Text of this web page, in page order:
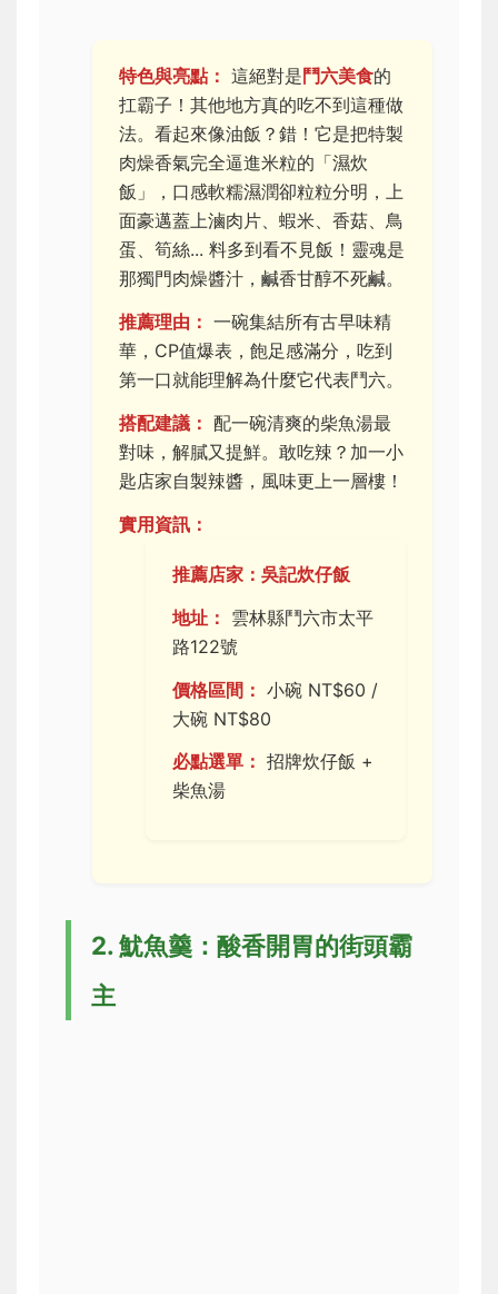
特色與亮點： 這絕對是鬥六美食的
扛霸子！其他地方真的吃不到這種做
法。看起來像油飯？錯！它是把特製
肉燥香氣完全逼進米粒的「濕炊
飯」，口感軟糯濕潤卻粒粒分明，上
面豪邁蓋上滷肉片、蝦米、香菇、鳥
蛋、筍絲... 料多到看不見飯！靈魂是
那獨門肉燥醬汁，鹹香甘醇不死鹹。
推薦理由： 一碗集結所有古早味精
華，CP值爆表，飽足感滿分，吃到
第一口就能理解為什麼它代表鬥六。
搭配建議： 配一碗清爽的柴魚湯最
對味，解膩又提鮮。敢吃辣？加一小
匙店家自製辣醬，風味更上一層樓！
實用資訊：
推薦店家：吳記炊仔飯
地址： 雲林縣鬥六市太平
路122號
價格區間： 小碗 NT$60 /
大碗 NT$80
必點選單： 招牌炊仔飯 +
柴魚湯
2. 魷魚羹：酸香開胃的街頭霸
主